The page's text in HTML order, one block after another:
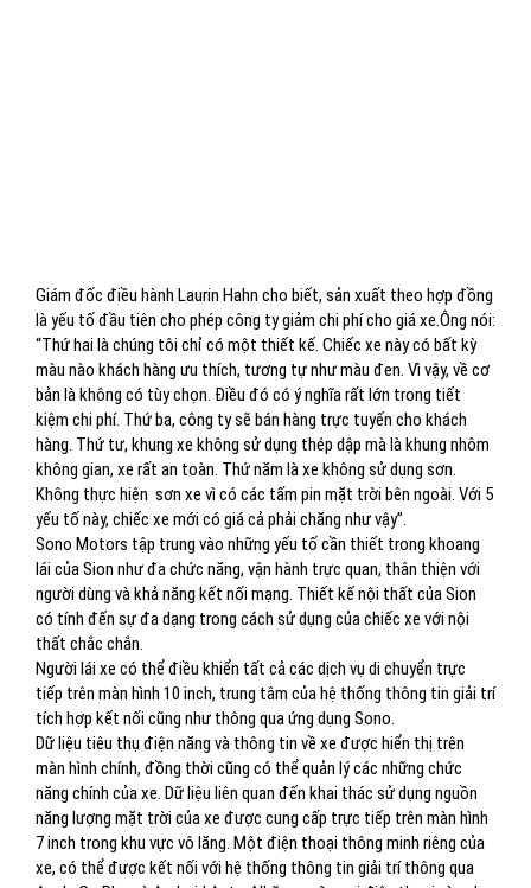
Giám đốc điều hành Laurin Hahn cho biết, sản xuất theo hợp đồng
là yếu tố đầu tiên cho phép công ty giảm chi phí cho giá xe.Ông nói:
“Thứ hai là chúng tôi chỉ có một thiết kế. Chiếc xe này có bất kỳ
màu nào khách hàng ưu thích, tương tự như màu đen. Vì vậy, về cơ
bản là không có tùy chọn. Điều đó có ý nghĩa rất lớn trong tiết
kiệm chi phí. Thứ ba, công ty sẽ bán hàng trực tuyến cho khách
hàng. Thứ tư, khung xe không sử dụng thép dập mà là khung nhôm
không gian, xe rất an toàn. Thứ năm là xe không sử dụng sơn.
Không thực hiện sơn xe vì có các tấm pin mặt trời bên ngoài. Với 5
yếu tố này, chiếc xe mới có giá cả phải chăng như vậy”.
Sono Motors tập trung vào những yếu tố cần thiết trong khoang
lái của Sion như đa chức năng, vận hành trực quan, thân thiện với
người dùng và khả năng kết nối mạng. Thiết kế nội thất của Sion
có tính đến sự đa dạng trong cách sử dụng của chiếc xe với nội
thất chắc chắn.
Người lái xe có thể điều khiển tất cả các dịch vụ di chuyển trực
tiếp trên màn hình 10 inch, trung tâm của hệ thống thông tin giải trí
tích hợp kết nối cũng như thông qua ứng dụng Sono.
Dữ liệu tiêu thụ điện năng và thông tin về xe được hiển thị trên
màn hình chính, đồng thời cũng có thể quản lý các những chức
năng chính của xe. Dữ liệu liên quan đến khai thác sử dụng nguồn
năng lượng mặt trời của xe được cung cấp trực tiếp trên màn hình
7 inch trong khu vực vô lăng. Một điện thoại thông minh riêng của
xe, có thể được kết nối với hệ thống thông tin giải trí thông qua